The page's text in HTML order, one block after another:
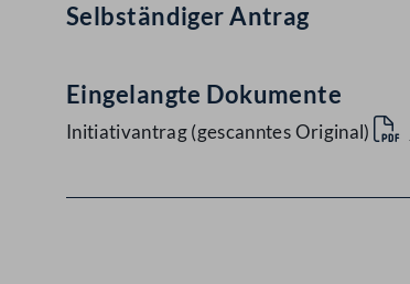
Selbständiger Antrag
Eingelangte Dokumente
Initiativantrag (gescanntes Original)